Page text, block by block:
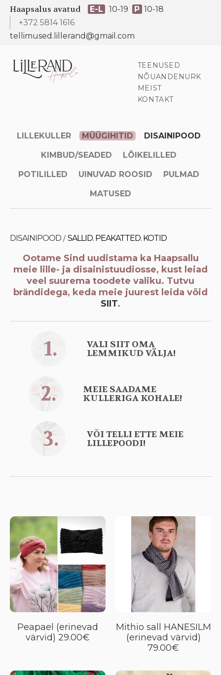
Haapsalus avatud E-L 10-19 P 10-18
+372 5814 1616
tellimused.lillerand@gmail.com
TEENUSED
NÕUANDENURK
MEIST
KONTAKT
LILLEKULLER MÜÜGIHITID DISAINIPOOD
KIMBUD/SEADED LÕIKELILLED
POTILILLED UINUVAD ROOSID PULMAD
MATUSED
DISAINIPOOD / SALLID. PEAKATTED. KOTID
Ootame Sind uudistama ka Haapsallu
meie lille- ja disainistuudiosse, kust leiad
veel suurema toodete valiku. Tutvu
brändidega, keda meie juurest leida võid
SIIT.
1. VALI SIIT OMA
LEMMIKUD VÄLJA!
2. MEIE SAADAME
KULLERIGA KOHALE!
3. VÕI TELLI ETTE MEIE
LILLEPOODI!
Peapael (erinevad
värvid) 29.00€
Mithio sall HANESILM
(erinevad värvid)
79.00€